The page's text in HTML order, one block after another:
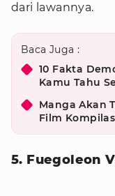
dari lawannya.
Baca Juga :
10 Fakta
Kamu Tahu
Manga Akan
Film
5. Fuegoleon